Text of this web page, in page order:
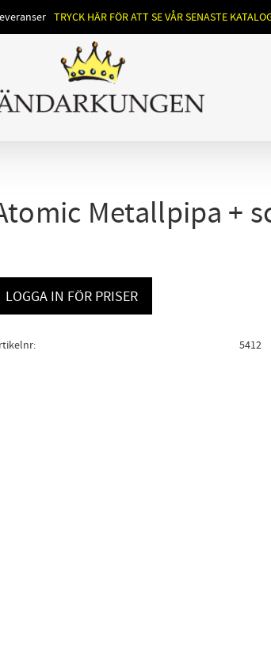
TRYCK HÄR FÖR ATT SE VÅR SENASTE
Metallpipa +
LOGGA IN FÖR PRISER
5412